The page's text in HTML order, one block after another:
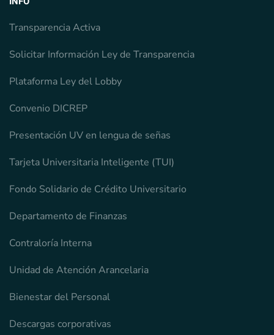
Transparencia Activa
Solicitar Información Ley de Transparencia
Plataforma Ley del Lobby
Convenio DICREP
Presentación UV en lengua de señas
Tarjeta Universitaria Inteligente (TUI)
Fondo Solidario de Crédito Universitario
Departamento de Finanzas
Contraloría Interna
Unidad de Atención Arancelaria
Bienestar del Personal
Descargas corporativas